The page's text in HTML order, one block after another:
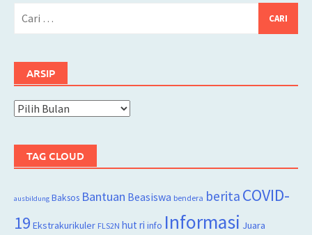
ARSIP
Arsip
TAG CLOUD
ausbildung Baksos Bantuan Beasiswa bendera berita COVID-
19 Ekstrakurikuler FLS2N hut ri info Informasi Juara